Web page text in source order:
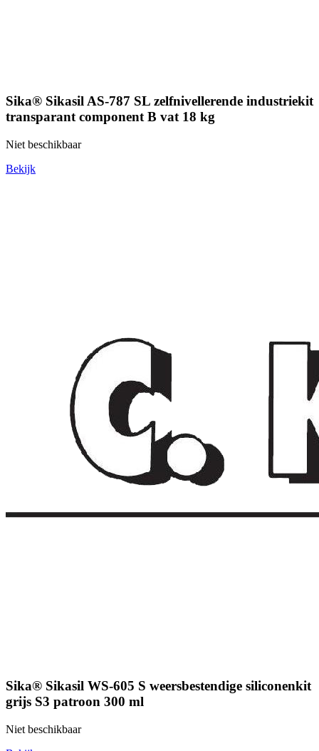
Sika® Sikasil AS-787 SL zelfnivellerende industriekit
transparant component B vat 18 kg
Niet beschikbaar
Bekijk
Sika® Sikasil WS-605 S weersbestendige siliconenkit
grijs S3 patroon 300 ml
Niet beschikbaar